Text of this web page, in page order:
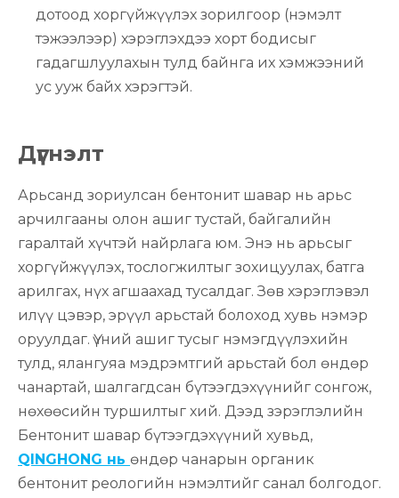
дотоод хоргүйжүүлэх зорилгоор (нэмэлт
тэжээлээр) хэрэглэхдээ хорт бодисыг
гадагшлуулахын тулд байнга их хэмжээний
ус ууж байх хэрэгтэй.
Дүгнэлт
Арьсанд зориулсан бентонит шавар нь арьс
арчилгааны олон ашиг тустай, байгалийн
гаралтай хүчтэй найрлага юм. Энэ нь арьсыг
хоргүйжүүлэх, тослогжилтыг зохицуулах, батга
арилгах, нүх агшаахад тусалдаг. Зөв хэрэглэвэл
илүү цэвэр, эрүүл арьстай болоход хувь нэмэр
оруулдаг. Үүний ашиг тусыг нэмэгдүүлэхийн
тулд, ялангуяа мэдрэмтгий арьстай бол өндөр
чанартай, шалгагдсан бүтээгдэхүүнийг сонгож,
нөхөөсийн туршилтыг хий. Дээд зэрэглэлийн
Бентонит шавар бүтээгдэхүүний хувьд,
QINGHONG нь өндөр чанарын органик
бентонит реологийн нэмэлтийг санал болгодог.